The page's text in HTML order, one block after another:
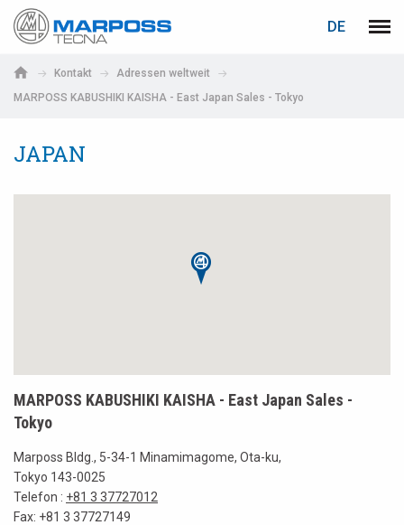
Marposs
DE
Menü
Kontakt
Adressen weltweit
MARPOSS KABUSHIKI KAISHA - East Japan Sales - Tokyo
JAPAN
MARPOSS KABUSHIKI KAISHA - East Japan Sales -
Tokyo
Marposs Bldg., 5-34-1 Minamimagome, Ota-ku,
Tokyo 143-0025
Telefon : +81 3 37727012
Fax: +81 3 37727149
Deutsch
日本語 (Japanese)
LOGIN PASSWORTWIEDERHERSTELLUNG